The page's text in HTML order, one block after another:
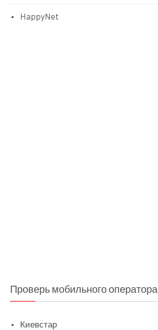
HappyNet
Проверь мобильного оператора
Киевстар